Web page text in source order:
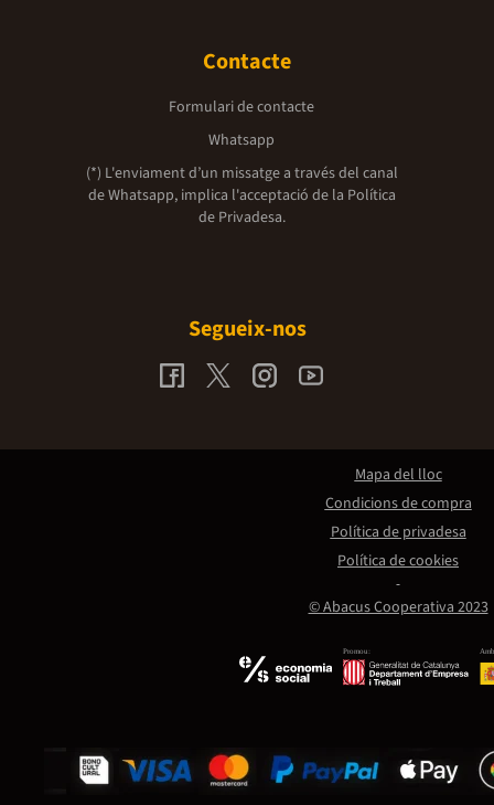
Contacte
Formulari de contacte
Whatsapp
(*) L'enviament d’un missatge a través del canal
de Whatsapp, implica l'acceptació de la Política
de Privadesa.
Segueix-nos
Promou:
© Abacus Cooperativa 2023
Mapa del lloc
Condicions de compra
Política de privadesa
Política de cookies